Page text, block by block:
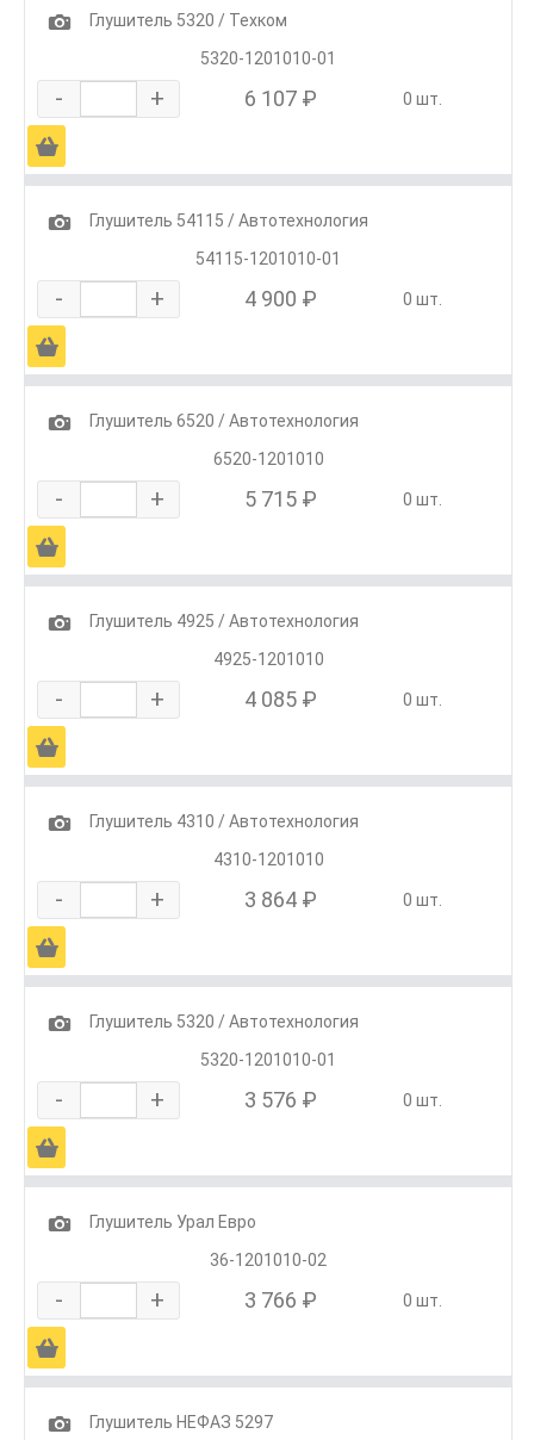
1
Глушитель 5320 / Техком
5320-1201010-01
- + 6 107 ₽ 0 шт.
Ä
1
Глушитель 54115 / Автотехнология
54115-1201010-01
- + 4 900 ₽ 0 шт.
Ä
1
Глушитель 6520 / Автотехнология
6520-1201010
- + 5 715 ₽ 0 шт.
Ä
1
Глушитель 4925 / Автотехнология
4925-1201010
- + 4 085 ₽ 0 шт.
Ä
1
Глушитель 4310 / Автотехнология
4310-1201010
- + 3 864 ₽ 0 шт.
Ä
1
Глушитель 5320 / Автотехнология
5320-1201010-01
- + 3 576 ₽ 0 шт.
Ä
1
Глушитель Урал Евро
36-1201010-02
- + 3 766 ₽ 0 шт.
Ä
1
Глушитель НЕФАЗ 5297